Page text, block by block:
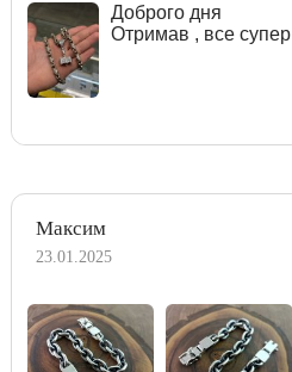
Доброго дня
Отримав , все супер
Максим
23.01.2025